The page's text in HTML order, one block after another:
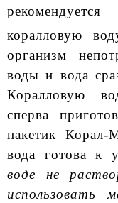
коралловую
организм
воды и вода
Коралловую
сперва
пакетик
вода готова к
воде не
использовать